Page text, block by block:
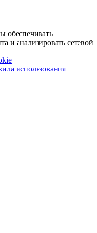
обеспечивать
и анализировать сетевой
использования